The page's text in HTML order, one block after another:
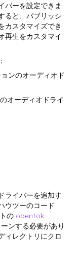
バーを設定できま
ると、パブリッシ
カスタマイズでき
再生をカスタマイ
ンのオーディオド
オーディオドライ
ライバーを追加す
ウツーのコード
の opentok-
ンする必要があり
ィレクトリにクロ